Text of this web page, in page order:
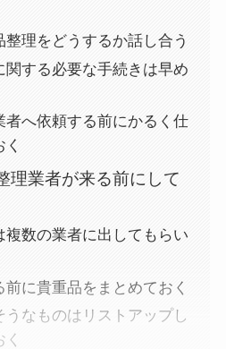
整理をどうするか話し合う
関する必要な手続きは早め
者へ依頼する前にかるく仕
理業者が来る前にして
複数の業者に出してもらい
前に貴重品をまとめておく
うなものはリストアップし